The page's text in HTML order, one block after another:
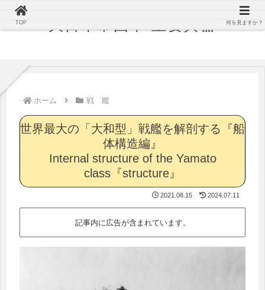
ホーム 戦 艦
世界最大の「大和型」戦艦を解剖する『船
体構造編』
Internal structure of the Yamato
class『structure』
2021.08.15 2024.07.11
記事内に広告が含まれています。
TOP 何を見ますか？